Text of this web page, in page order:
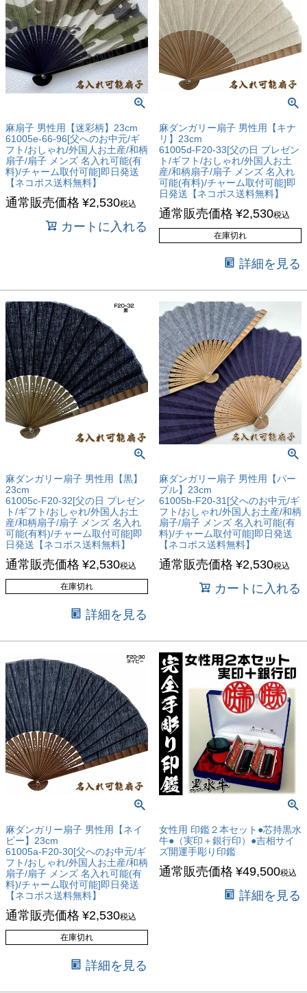
麻扇子 男性用【迷彩柄】23cm
61005e-66-96[父へのお中元/ギ
フト/おしゃれ/外国人お土産/和柄
扇子/扇子 メンズ 名入れ可能(有
料)/チャーム取付可能]即日発送
【ネコポス送料無料】
通常販売価格 ¥2,530税込
カートに入れる
麻ダンガリー扇子 男性用【キナ
リ】23cm
61005d-F20-33[父の日 プレゼン
ト/ギフト/おしゃれ/外国人お土
産/和柄扇子/扇子 メンズ 名入れ
可能(有料)/チャーム取付可能]即
日発送【ネコポス送料無料】
通常販売価格 ¥2,530税込
在庫切れ
詳細を見る
麻ダンガリー扇子 男性用【黒】
23cm
61005c-F20-32[父の日 プレゼン
ト/ギフト/おしゃれ/外国人お土
産/和柄扇子/扇子 メンズ 名入れ
可能(有料)/チャーム取付可能]即
日発送【ネコポス送料無料】
通常販売価格 ¥2,530税込
在庫切れ
詳細を見る
麻ダンガリー扇子 男性用【パー
プル】23cm
61005b-F20-31[父へのお中元/ギ
フト/おしゃれ/外国人お土産/和柄
扇子/扇子 メンズ 名入れ可能(有
料)/チャーム取付可能]即日発送
【ネコポス送料無料】
通常販売価格 ¥2,530税込
カートに入れる
麻ダンガリー扇子 男性用【ネイ
ビー】23cm
61005a-F20-30[父へのお中元/ギ
フト/おしゃれ/外国人お土産/和柄
扇子/扇子 メンズ 名入れ可能(有
料)/チャーム取付可能]即日発送
【ネコポス送料無料】
通常販売価格 ¥2,530税込
在庫切れ
詳細を見る
女性用 印鑑２本セット●芯持黒水
牛●（実印＋銀行印）●吉相サイ
ズ開運手彫り印鑑
通常販売価格 ¥49,500税込
詳細を見る